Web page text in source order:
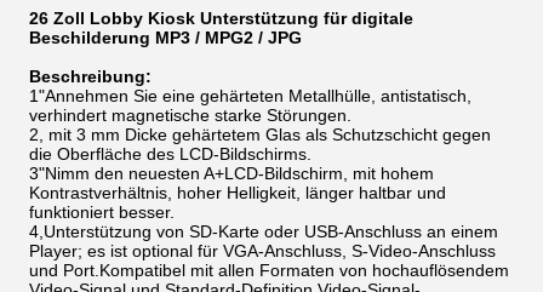
26 Zoll Lobby Kiosk Unterstützung für digitale
Beschilderung MP3 / MPG2 / JPG
Beschreibung:
1"Annehmen Sie eine gehärteten Metallhülle, antistatisch,
verhindert magnetische starke Störungen.
2, mit 3 mm Dicke gehärtetem Glas als Schutzschicht gegen
die Oberfläche des LCD-Bildschirms.
3"Nimm den neuesten A+LCD-Bildschirm, mit hohem
Kontrastverhältnis, hoher Helligkeit, länger haltbar und
funktioniert besser.
4,Unterstützung von SD-Karte oder USB-Anschluss an einem
Player; es ist optional für VGA-Anschluss, S-Video-Anschluss
und Port.Kompatibel mit allen Formaten von hochauflösendem